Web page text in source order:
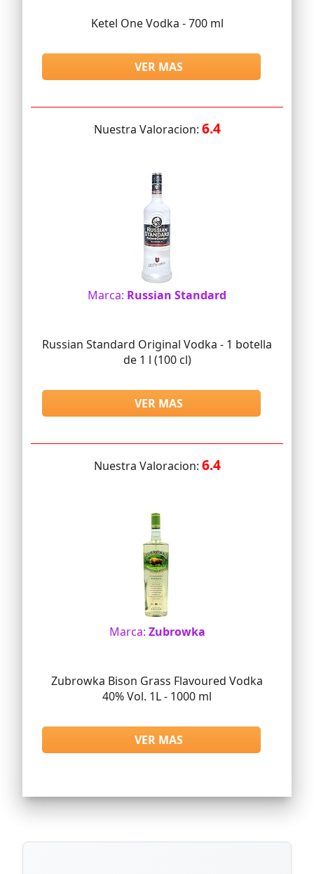
Ketel One Vodka - 700 ml
VER MAS
Nuestra Valoracion: 6.4
Marca: Russian Standard
Russian Standard Original Vodka - 1 botella
de 1 l (100 cl)
VER MAS
Nuestra Valoracion: 6.4
Marca: Zubrowka
Zubrowka Bison Grass Flavoured Vodka
40% Vol. 1L - 1000 ml
VER MAS